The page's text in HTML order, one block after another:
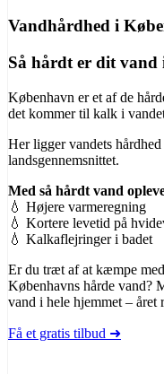
Vandhårdhed i
Så hårdt er dit vand
København er et af de
det kommer til kalk i
Her ligger vandets
landsgennemsnittet.
Med så hårdt vand
💧 Højere varmeregning
💧 Kortere levetid på
💧 Kalkaflejringer i badet
Er du træt af at kæmpe
Københavns hårde vand?
vand i hele hjemmet – året
Få et gratis tilbud ➜